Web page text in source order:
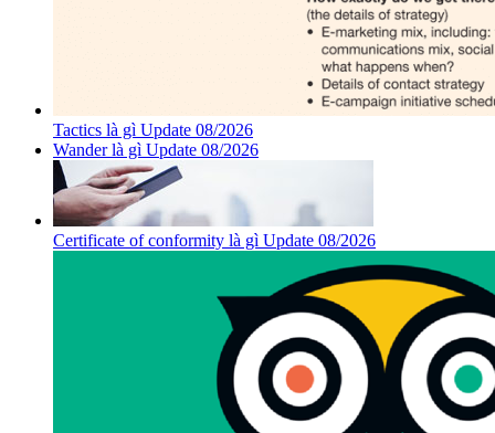
Tactics là gì Update 08/2026
Wander là gì Update 08/2026
Certificate of conformity là gì Update 08/2026